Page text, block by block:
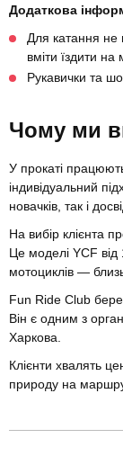
Додаткова
Для катання не
вміти їздити на
Рукавички та
Чому ми
У прокаті
індивідуальний
новачків, так і
На вибір клієнта
Це моделі YCF
мотоциклів —
Fun Ride Club бере
Він є одним з
Харкова.
Клієнти хвалять
природу на